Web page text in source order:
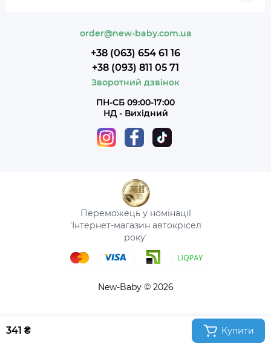
341 ₴ Купити
order@new-baby.com.ua
+38 (063) 654 61 16
+38 (093) 811 05 71
Зворотний дзвінок
ПН-СБ 09:00-17:00
НД - Вихідний
New-Baby © 2026
Переможець у номінації
'Інтернет-магазин автокрісел
року'